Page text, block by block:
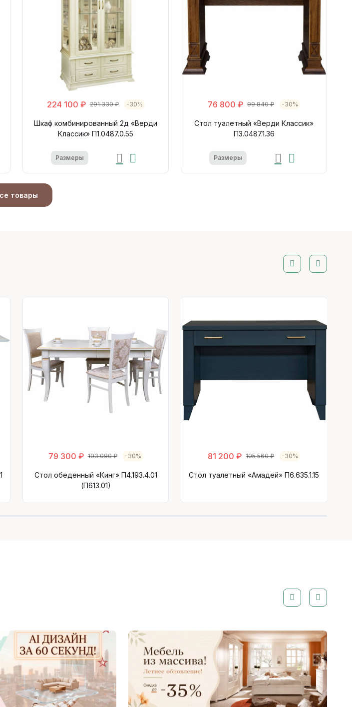
224 100 ₽ 291 330 ₽ -30%
Шкаф комбинированный 2д «Верди
Классик» П1.0487.0.55
Размеры
76 800 ₽ 99 840 ₽ -30%
Стол туалетный «Верди Классик»
П3.0487.1.36
Размеры
товары
79 300 ₽ 103 090 ₽ -30%
Стол обеденный «Кинг» П4.193.4.01
(П613.01)
81 200 ₽ 105 560 ₽ -30%
Стол туалетный «Амадей» П6.635.1.15